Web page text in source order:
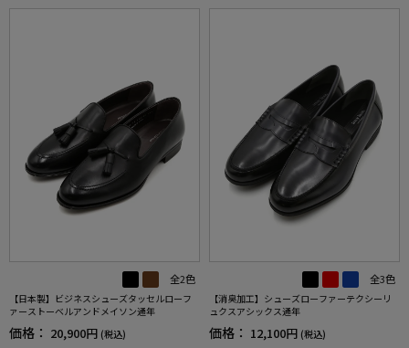
全2色
【日本製】ビジネスシューズタッセルローフ
ァーストーベルアンドメイソン通年
価格： 20,900円 (税込)
全3色
【消臭加工】シューズローファーテクシーリ
ュクスアシックス通年
価格： 12,100円 (税込)